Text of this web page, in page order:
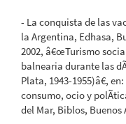
- La conquista de las
la Argentina, Edhasa,
2002, â€œTurismo
balnearia durante las
Plata, 1943-1955)â€,
consumo, ocio y
del Mar, Biblos, Buenos